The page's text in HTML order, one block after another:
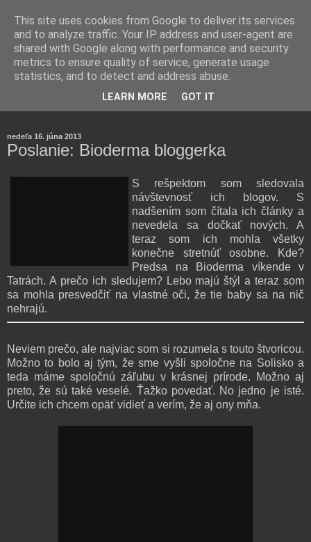
rozoberá témy o zdraví, živote a všetko možné.
nedeľa 16. júna 2013
Poslanie: Bioderma bloggerka
S rešpektom som sledovala
návštevnosť ich blogov. S
nadšením som čítala ich články a
nevedela sa dočkať nových. A
teraz som ich mohla všetky
konečne stretnúť osobne. Kde?
Predsa na Bioderma víkende v
Tatrách. A prečo ich sledujem? Lebo majú štýl a teraz som
sa mohla presvedčiť na vlastné oči, že tie baby sa na nič
nehrajú.
Neviem prečo, ale najviac som si rozumela s touto štvoricou.
Možno to bolo aj tým, že sme vyšli spoločne na Solisko a
teda máme spoločnú záľubu v krásnej prírode. Možno aj
preto, že sú také veselé. Ťažko povedať. No jedno je isté.
Určite ich chcem opäť vidieť a verím, že aj ony mňa.
This site uses cookies from Google to deliver its services
and to analyze traffic. Your IP address and user-agent are
shared with Google along with performance and security
metrics to ensure quality of service, generate usage
statistics, and to detect and address abuse.
LEARN MORE GOT IT